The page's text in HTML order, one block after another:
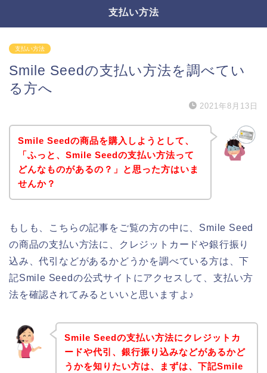
支払い方法
支払い方法
Smile Seedの支払い方法を調べてい
る方へ
2021年8月13日
Smile Seedの商品を購入しようとして、
「ふっと、Smile Seedの支払い方法って
どんなものがあるの？」と思った方はいま
せんか？
もしも、こちらの記事をご覧の方の中に、Smile Seed
の商品の支払い方法に、クレジットカードや銀行振り
込み、代引などがあるかどうかを調べている方は、下
記Smile Seedの公式サイトにアクセスして、支払い方
法を確認されてみるといいと思いますよ♪
Smile Seedの支払い方法にクレジットカ
ードや代引、銀行振り込みなどがあるかど
うかを知りたい方は、まずは、下記Smile